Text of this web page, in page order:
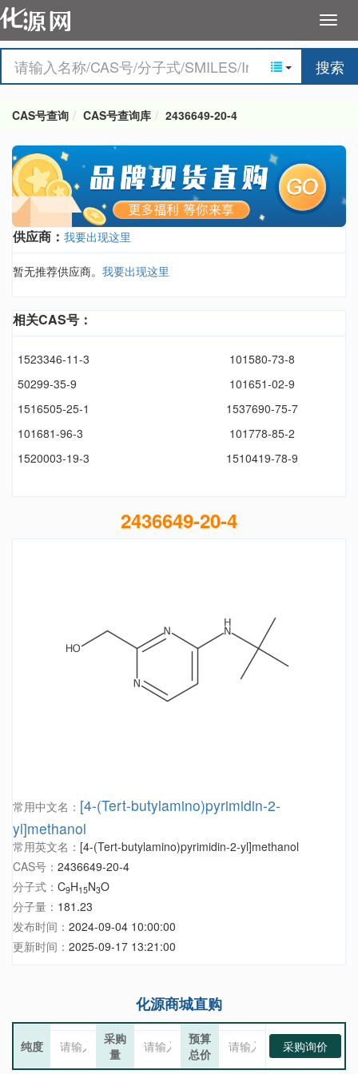
搜索
CAS号查询 CAS号查询库 2436649-20-4
供应商： 我要出现这里
暂无推荐供应商。 我要出现这里
相关CAS号：
1523346-11-3
101580-73-8
50299-35-9
101651-02-9
1516505-25-1
1537690-75-7
101681-96-3
101778-85-2
1520003-19-3
1510419-78-9
2436649-20-4
常用中文名： [4-(Tert-butylamino)pyrimidin-2-
yl]methanol
常用英文名： [4-(Tert-butylamino)pyrimidin-2-yl]methanol
CAS号： 2436649-20-4
分子式： C9H15N3O
分子量： 181.23
发布时间： 2024-09-04 10:00:00
更新时间： 2025-09-17 13:21:00
化源商城直购
纯度
采购
量
预算
总价
采购询价